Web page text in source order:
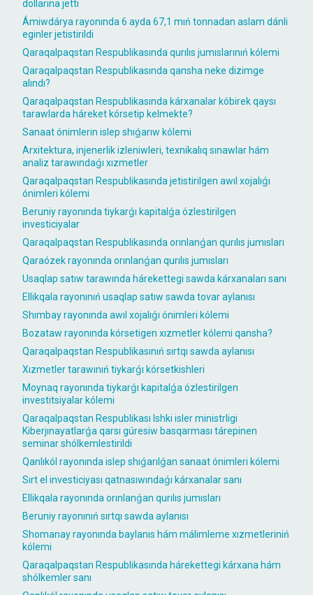
dollarına jetti
Ámiwdárya rayonında 6 ayda 67,1 mıń tonnadan aslam dánli
eginler jetistirildi
Qaraqalpaqstan Respublikasında qurılıs jumıslarınıń kólemi
Qaraqalpaqstan Respublikasında qansha neke dizimge
alındı?
Qaraqalpaqstan Respublikasında kárxanalar kóbirek qaysı
tarawlarda háreket kórsetip kelmekte?
Sanaat ónimlerin islep shıǵarıw kólemi
Arxitektura, injenerlik izleniwleri, texnikalıq sınawlar hám
analiz tarawındaǵı xızmetler
Qaraqalpaqstan Respublikasında jetistirilgen awıl xojalıǵı
ónimleri kólemi
Beruniy rayonında tiykarǵı kapitalǵa ózlestirilgen
investiciyalar
Qaraqalpaqstan Respublikasında orınlanǵan qurılıs jumısları
Qaraózek rayonında orınlanǵan qurılıs jumısları
Usaqlap satıw tarawında hárekettegi sawda kárxanaları sanı
Ellikqala rayonınıń usaqlap satıw sawda tovar aylanısı
Shımbay rayonında awıl xojalıǵı ónimleri kólemi
Bozataw rayonında kórsetigen xızmetler kólemi qansha?
Qaraqalpaqstan Respublikasınıń sırtqı sawda aylanısı
Xızmetler tarawınıń tiykarǵı kórsetkishleri
Moynaq rayonında tiykarǵı kapitalǵa ózlestirilgen
investitsiyalar kólemi
Qaraqalpaqstan Respublikası Ishki isler ministrligi
Kiberjınayatlarǵa qarsı gúresiw basqarması tárepinen
seminar shólkemlestirildi
Qanlıkól rayonında islep shıǵarılǵan sanaat ónimleri kólemi
Sırt el investiciyası qatnasıwındaǵı kárxanalar sanı
Ellikqala rayonında orınlanǵan qurılıs jumısları
Beruniy rayonınıń sırtqı sawda aylanısı
Shomanay rayonında baylanıs hám málimleme xızmetleriniń
kólemi
Qaraqalpaqstan Respublikasında hárekettegi kárxana hám
shólkemler sanı